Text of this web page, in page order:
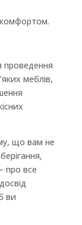
проведення
меблів,
що вам не
про все
ви